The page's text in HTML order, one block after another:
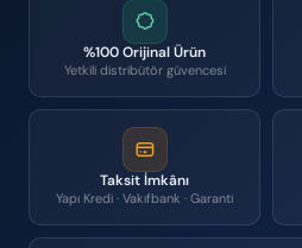
%100 Orijinal Ürün
Yetkili distribütör güvencesi
Taksit İmkânı
Yapı Kredi · Vakıfbank · Garanti